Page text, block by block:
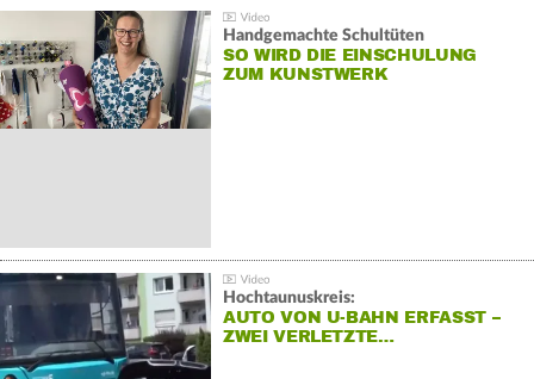
Handgemachte Schultüten
SO WIRD DIE EINSCHULUNG
ZUM KUNSTWERK
Hochtaunuskreis:
AUTO VON U-BAHN ERFASST –
ZWEI VERLETZTE…